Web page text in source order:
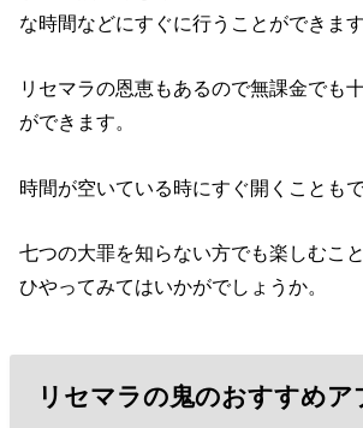
な時間などにすぐに行うことができます
リセマラの恩恵もあるので無課金でも
ができます。
時間が空いている時にすぐ開くこともで
七つの大罪を知らない方でも楽しむこ
ひやってみてはいかがでしょうか。
リセマラの鬼のおすすめア